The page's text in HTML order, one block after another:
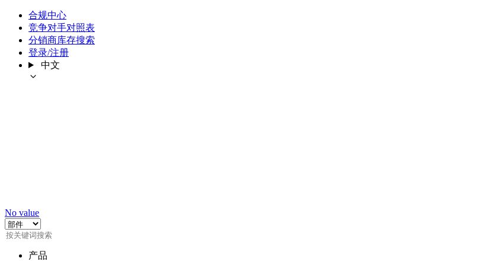
合规中心
竞争对手对照表
分销商库存搜索
登录/注册
中文
No value
产品